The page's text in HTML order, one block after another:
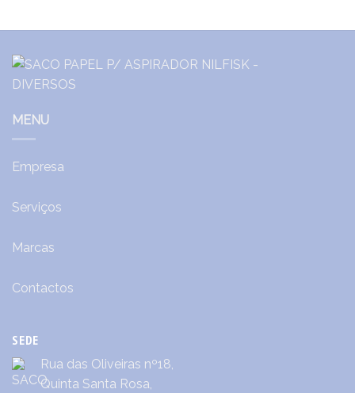
MENU
Empresa
Serviços
Marcas
Contactos
SEDE
Rua das Oliveiras nº18,
Quinta Santa Rosa,